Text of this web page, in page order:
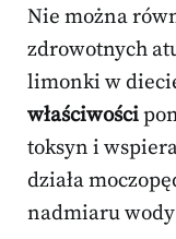
Nie można
zdrowotnych
limonki w
właściwości
toksyn i
działa
nadmiaru